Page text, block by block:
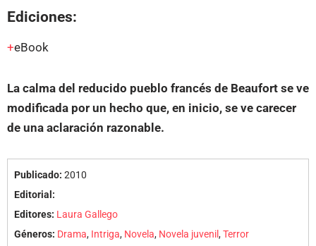
Ediciones:
eBook
La calma del reducido pueblo francés de Beaufort se ve
modificada por un hecho que, en inicio, se ve carecer
de una aclaración razonable.
Publicado: 2010
Editorial:
Editores: Laura Gallego
Géneros: Drama, Intriga, Novela, Novela juvenil,Terror